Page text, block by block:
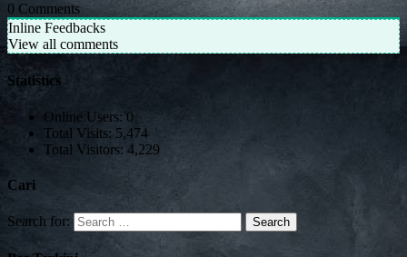
0 Comments
Inline Feedbacks
View all comments
Statistics
Online Users:0
Total Visits: 5,474
Total Visitors: 4,229
Cari
Search for: